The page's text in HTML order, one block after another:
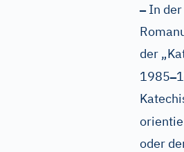
–In der
der
1985–
oder